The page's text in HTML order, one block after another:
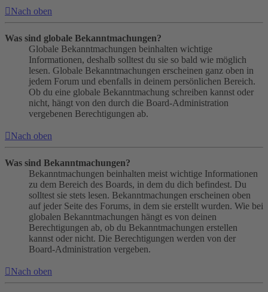
Nach oben
Was sind globale Bekanntmachungen?
Globale Bekanntmachungen beinhalten wichtige
Informationen, deshalb solltest du sie so bald wie möglich
lesen. Globale Bekanntmachungen erscheinen ganz oben in
jedem Forum und ebenfalls in deinem persönlichen Bereich.
Ob du eine globale Bekanntmachung schreiben kannst oder
nicht, hängt von den durch die Board-Administration
vergebenen Berechtigungen ab.
Nach oben
Was sind Bekanntmachungen?
Bekanntmachungen beinhalten meist wichtige Informationen
zu dem Bereich des Boards, in dem du dich befindest. Du
solltest sie stets lesen. Bekanntmachungen erscheinen oben
auf jeder Seite des Forums, in dem sie erstellt wurden. Wie bei
globalen Bekanntmachungen hängt es von deinen
Berechtigungen ab, ob du Bekanntmachungen erstellen
kannst oder nicht. Die Berechtigungen werden von der
Board-Administration vergeben.
Nach oben